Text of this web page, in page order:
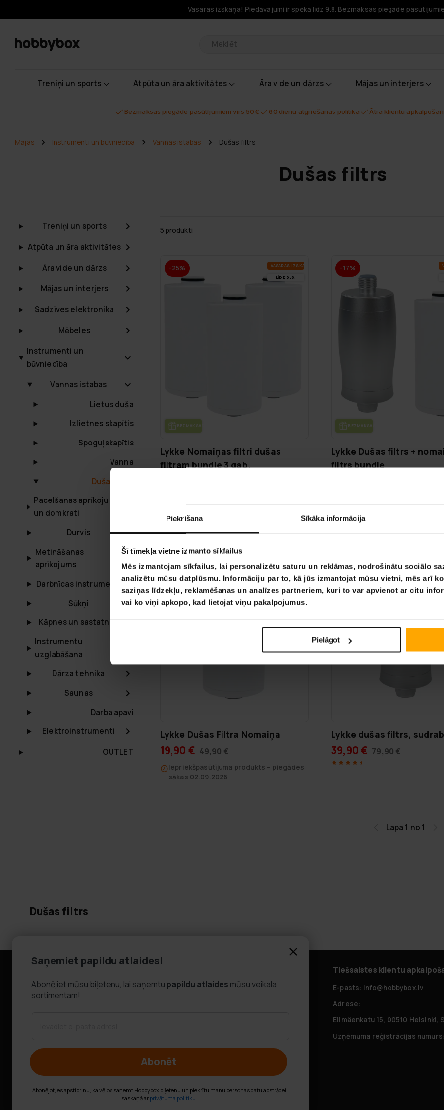
Piekrišana Sīkāka informācija
Šī tīmekļa vietne izmanto sīkfailus
Mēs izmantojam sīkfailus, lai personalizētu saturu un reklāmas, nodrošinātu sociālo
analizētu mūsu datplūsmu. Informāciju par to, kā jūs izmantojat mūsu vietni, mēs arī
saziņas līdzekļu, reklamēšanas un analīzes partneriem, kuri to var apvienot ar citu
vai ko viņi apkopo, kad lietojat viņu pakalpojumus.
Pielāgot
Vasaras izskaņa! Piedāvājumi ir spēkā līdz 9.8. Bezmaksas piegāde
Treniņi un sports Atpūta un āra aktivitātes Āra vide un dārzs Mājas un interjers
Bezmaksas piegāde pasūtījumiem virs 50€ 60 dienu atgriešanas politika Ātra klientu
Mājas Instrumenti un būvniecība Vannas istabas Dušas filtrs
Dušas filtrs
Treniņi un sports
Atpūta un āra aktivitātes
Āra vide un dārzs
Mājas un interjers
Sadzīves elektronika
Mēbeles
Instrumenti un
būvniecība
Vannas istabas
Lietus duša
Izlietnes skapītis
Spoguļskapītis
Vanna
Dušas filtrs
Pacelšanas aprīkojums
un domkrati
Durvis
Metināšanas
aprīkojums
Darbnīcas instrumenti
Sūkņi
Kāpnes un sastatnes
Instrumentu
uzglabāšana
Dārza tehnika
Saunas
Darba apavi
Elektroinstrumenti
OUTLET
5 produkti
-25% VA­SA­RAS IZ­SKA­ŅA
LĪDZ 9.8.
BEZ­MAK­SAS PIE­GĀ­DE
Lykke Nomaiņas filtri dušas
filtram bundle 3 gab.
sākas 02.09.2026
-17%
BEZ­MAK­SAS PIE­GĀ­DE
Lykke Dušas filtrs +
filtrs bundle
-60%
Lykke Dušas Filtra Nomaiņa
19,90 € 49,90 €
Iepriekšpasūtījuma produkts – piegādes
sākas 02.09.2026
Lykke dušas filtrs,
39,90 € 79,90 €
Lapa 1 no 1
Dušas filtrs
Informācija
Uzņēmuma informācija
FAQ - Biežāk uzdotie jautājumi
Sazinieties ar mums
Tiešsaistes klientu
E-pasts: info@hobbybox.lv
Adrese:
Elimäenkatu 15, 00510 Helsinki,
Uzņēmuma reģistrācijas
Saņemiet papildu atlaides!
Abonējiet mūsu biļetenu, lai saņemtu papildu atlaides mūsu veikala
sortimentam!
Abonēt
Abonējot, es apstiprinu, ka vēlos saņemt Hobbybox biļetenu un piekrītu manu personas datu apstrādei
saskaņā ar privātuma politiku.